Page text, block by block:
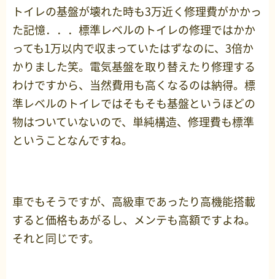
トイレの基盤が壊れた時も3万近く修理費がかかっ
た記憶．．．標準レベルのトイレの修理ではかか
っても1万以内で収まっていたはずなのに、3倍か
かりました笑。電気基盤を取り替えたり修理する
わけですから、当然費用も高くなるのは納得。標
準レベルのトイレではそもそも基盤というほどの
物はついていないので、単純構造、修理費も標準
ということなんですね。
車でもそうですが、高級車であったり高機能搭載
すると価格もあがるし、メンテも高額ですよね。
それと同じです。